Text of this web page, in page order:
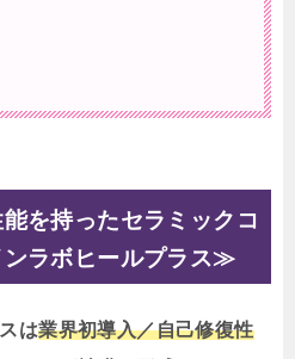
を持ったセラミックコ
ラボヒールプラス≫
は業界初導入／自己修復性